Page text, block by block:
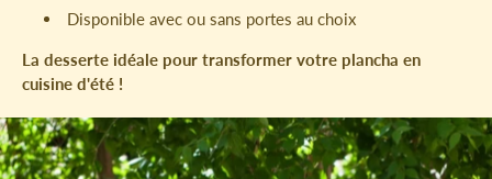
Disponible avec ou sans portes au choix
La desserte idéale pour transformer votre plancha en
cuisine d'été !